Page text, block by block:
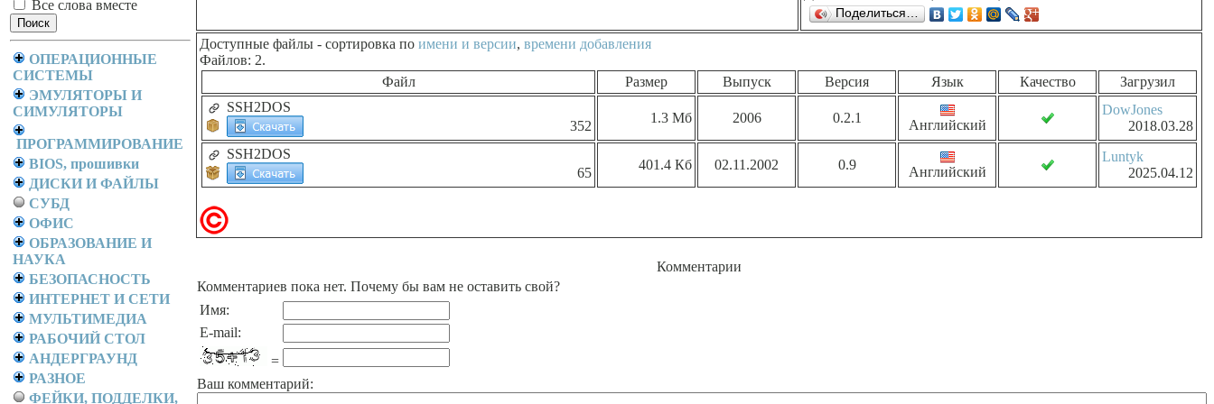
Все слова вместе
ОПЕРАЦИОННЫЕ
СИСТЕМЫ
ЭМУЛЯТОРЫ И
СИМУЛЯТОРЫ
ПРОГРАММИРОВАНИЕ
BIOS, прошивки
ДИСКИ И ФАЙЛЫ
СУБД
ОФИС
ОБРАЗОВАНИЕ И
НАУКА
БЕЗОПАСНОСТЬ
ИНТЕРНЕТ И СЕТИ
МУЛЬТИМЕДИА
РАБОЧИЙ СТОЛ
АНДЕРГРАУНД
РАЗНОЕ
ФЕЙКИ, ПОДДЕЛКИ,
Поделиться…
Доступные файлы - сортировка по имени и версии, времени добавления
Файлов: 2.
Файл
Размер Выпуск Версия Язык Качество
Загрузил
SSH2DOS
352
1.3 Мб 2006 0.2.1 Английский
DowJones
2018.03.28
SSH2DOS
65
401.4 Кб 02.11.2002 0.9 Английский
Luntyk
2025.04.12
Комментарии
Комментариев пока нет. Почему бы вам не оставить свой?
Имя:
E-mail:
=
Ваш комментарий: